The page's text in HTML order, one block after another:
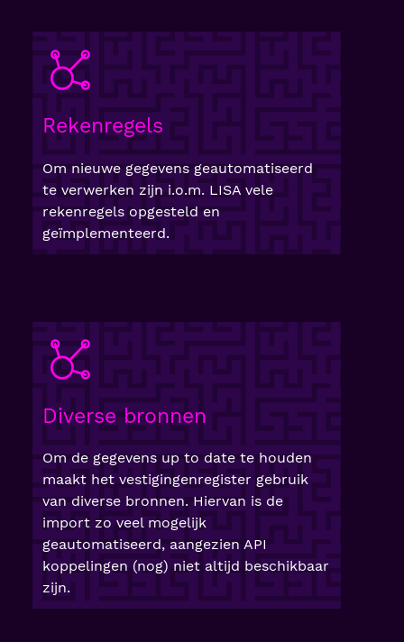
Rekenregels
Om nieuwe gegevens geautomatiseerd
te verwerken zijn i.o.m. LISA vele
rekenregels opgesteld en
geïmplementeerd.
Diverse bronnen
Om de gegevens up to date te houden
maakt het vestigingenregister gebruik
van diverse bronnen. Hiervan is de
import zo veel mogelijk
geautomatiseerd, aangezien API
koppelingen (nog) niet altijd beschikbaar
zijn.